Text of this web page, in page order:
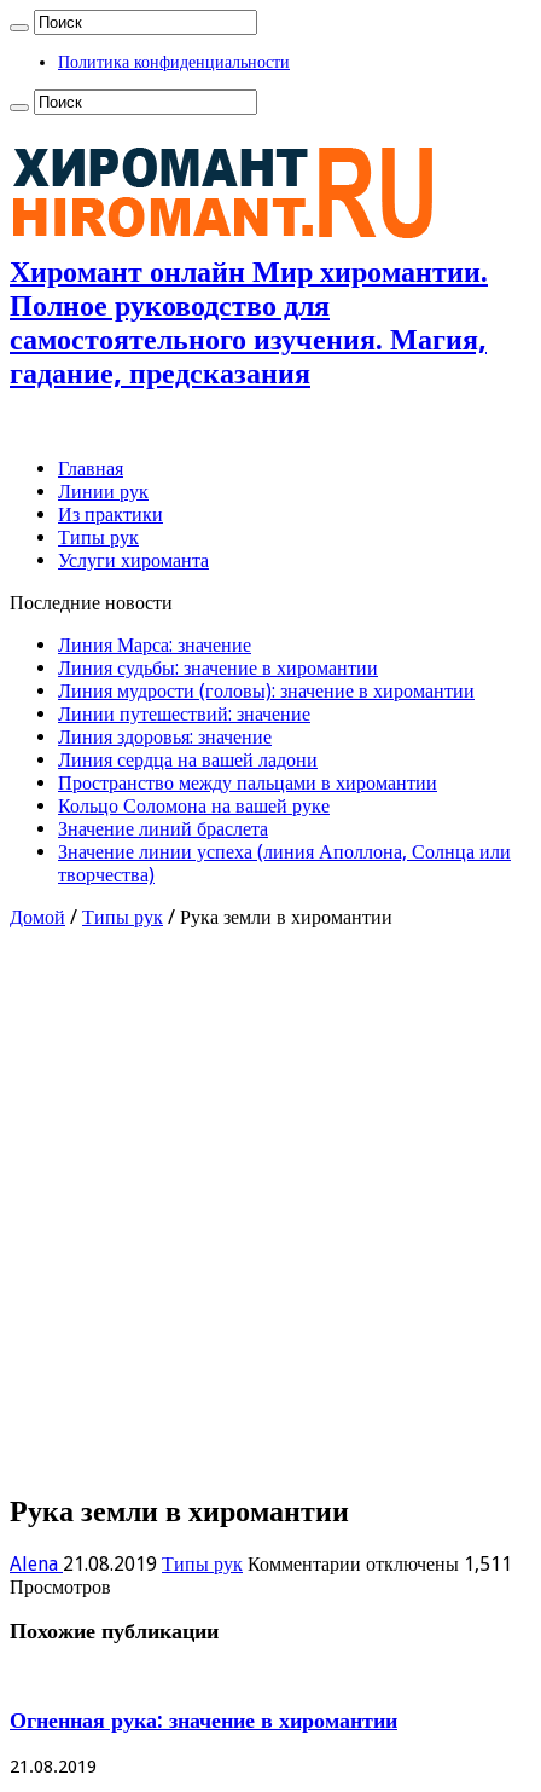
Политика конфиденциальности
Хиромант онлайн Мир хиромантии.
Полное руководство для
самостоятельного изучения. Магия,
гадание, предсказания
Главная
Линии рук
Из практики
Типы рук
Услуги хироманта
Последние новости
Линия Марса: значение
Линия судьбы: значение в хиромантии
Линия мудрости (головы): значение в хиромантии
Линии путешествий: значение
Линия здоровья: значение
Линия сердца на вашей ладони
Пространство между пальцами в хиромантии
Кольцо Соломона на вашей руке
Значение линий браслета
Значение линии успеха (линия Аполлона, Солнца или
творчества)
Домой / Типы рук / Рука земли в хиромантии
Рука земли в хиромантии
Alena 21.08.2019 Типы рук Комментарии котключены 1,511
Просмотров
Похожие публикации
Огненная рука: значение в хиромантии
21.08.2019